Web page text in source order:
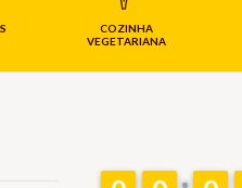
COZINHA
VEGETARIANA